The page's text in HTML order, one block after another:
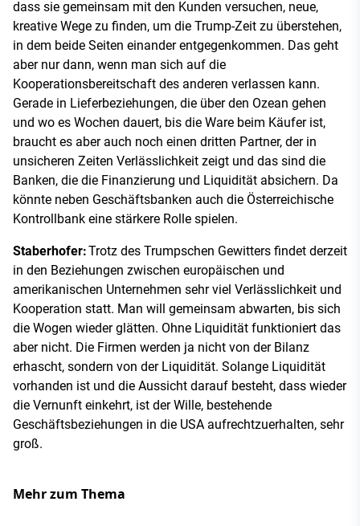
dass sie gemeinsam mit den Kunden versuchen, neue,
kreative Wege zu finden, um die Trump-Zeit zu überstehen,
in dem beide Seiten einander entgegenkommen. Das geht
aber nur dann, wenn man sich auf die
Kooperationsbereitschaft des anderen verlassen kann.
Gerade in Lieferbeziehungen, die über den Ozean gehen
und wo es Wochen dauert, bis die Ware beim Käufer ist,
braucht es aber auch noch einen dritten Partner, der in
unsicheren Zeiten Verlässlichkeit zeigt und das sind die
Banken, die die Finanzierung und Liquidität absichern. Da
könnte neben Geschäftsbanken auch die Österreichische
Kontrollbank eine stärkere Rolle spielen.
Staberhofer:Trotz des Trumpschen Gewitters findet derzeit
in den Beziehungen zwischen europäischen und
amerikanischen Unternehmen sehr viel Verlässlichkeit und
Kooperation statt. Man will gemeinsam abwarten, bis sich
die Wogen wieder glätten. Ohne Liquidität funktioniert das
aber nicht. Die Firmen werden ja nicht von der Bilanz
erhascht, sondern von der Liquidität. Solange Liquidität
vorhanden ist und die Aussicht darauf besteht, dass wieder
die Vernunft einkehrt, ist der Wille, bestehende
Geschäftsbeziehungen in die USA aufrechtzuerhalten, sehr
groß.
Mehr zum Thema